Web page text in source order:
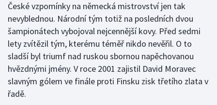
Házená
Jezdectví
Judo
Krasobruslení
České vzpomínky na německá mistrovství jen tak
nevyblednou. Národní tým totiž na posledních dvou
šampionátech vybojoval nejcennější kovy. Před sedmi
lety zvítězil tým, kterému téměř nikdo nevěřil. O to
sladší byl triumf nad ruskou sbornou napěchovanou
hvězdnými jmény. V roce 2001 zajistil David Moravec
slavným gólem ve finále proti Finsku zisk třetího zlata v
řadě.